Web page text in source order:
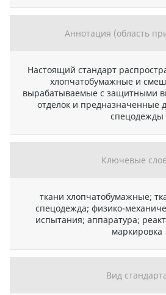
Аннотация (область
Настоящий стандарт
хлопчатобумажные и
вырабатываемые с защитными
отделок и предназначенные
спецодежды
Ключевые
ткани хлопчатобумажные;
спецодежда; физико-
испытания; аппаратура;
маркировка
Вид